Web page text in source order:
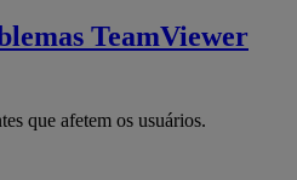
TeamViewer
que afetem os usuários.